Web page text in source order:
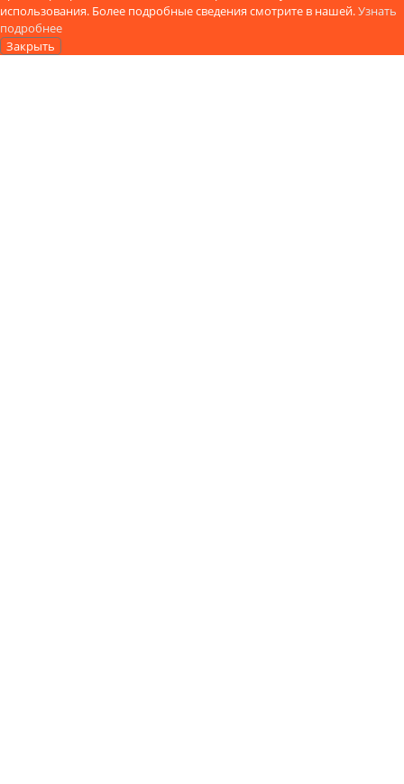
использования. Более подробные сведения смотрите в нашей.Узнать
подробнее
Закрыть